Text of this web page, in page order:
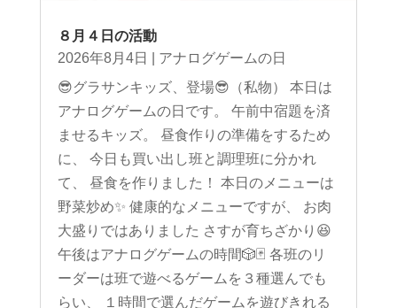
８月４日の活動
2026年8月4日
アナログゲームの日
😎グラサンキッズ、登場😎（私物） 本日は
アナログゲームの日です。 午前中宿題を済
ませるキッズ。 昼食作りの準備をするため
に、 今日も買い出し班と調理班に分かれ
て、 昼食を作りました！ 本日のメニューは
野菜炒め✨ 健康的なメニューですが、 お肉
大盛りではありました さすが育ちざかり😆
午後はアナログゲームの時間🎲🃏 各班のリ
ーダーは班で遊べるゲームを３種選んでも
らい、 １時間で選んだゲームを遊びきれる